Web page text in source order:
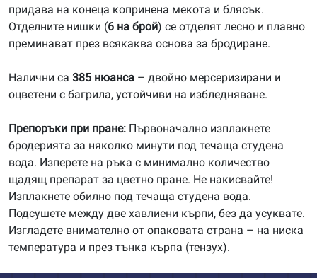
придава на конеца копринена мекота и блясък.
Отделните нишки (6 на брой) се отделят лесно и плавно
преминават през всякаква основа за бродиране.
Налични са 385 нюанса – двойно мерсеризирани и
оцветени с багрила, устойчиви на избледняване.
Препоръки при пране: Първоначално изплакнете
бродерията за няколко минути под течаща студена
вода. Изперете на ръка с минимално количество
щадящ препарат за цветно пране. Не накисвайте!
Изплакнете обилно под течаща студена вода.
Подсушете между две хавлиени кърпи, без да усуквате.
Изгладете внимателно от опаковата страна – на ниска
температура и през тънка кърпа (тензух).